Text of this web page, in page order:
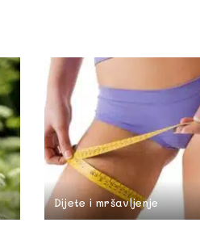
Dijete i mršavljenje